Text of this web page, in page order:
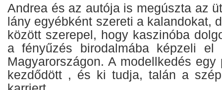
Andrea és az autója is megúszta az
lány egyébként szereti a kalandokat,
között szerepel, hogy kaszinóba
a fényűzés birodalmába képzeli el
Magyarországon. A modellkedés egy
kezdődött , és ki tudja, talán a